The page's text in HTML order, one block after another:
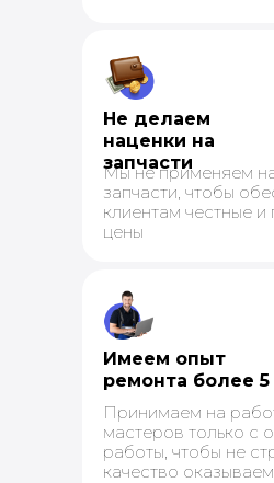
Не делаем
наценки на
запчасти
Мы не применяем
запчасти, чтобы
клиентам честные
цены
Имеем опыт
ремонта более 5
Принимаем на
мастеров только с
работы, чтобы не
качество